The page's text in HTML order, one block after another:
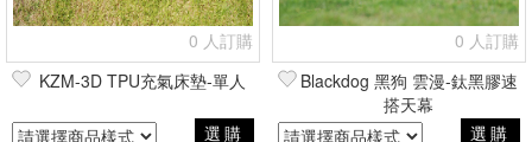
0 人訂購
KZM-3D TPU充氣床墊-單人
選購
0 人訂購
Blackdog 黑狗 雲漫-鈦黑膠速
搭天幕
選購